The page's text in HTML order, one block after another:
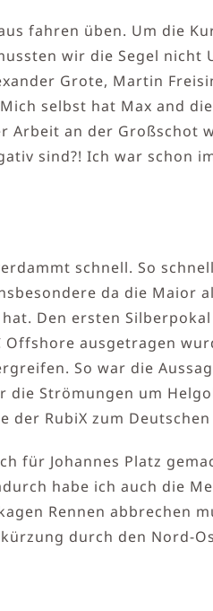
fahren üben. Um die
wir die Segel
Grote, Martin
selbst hat Max and
Arbeit an der Großschot
sind?! Ich war schon
schnell. So
da die Maior
Den ersten
ausgetragen
So war die
die Strömungen um
RubiX zum
für Johannes Platz
habe ich auch die
Rennen
durch den Nord-